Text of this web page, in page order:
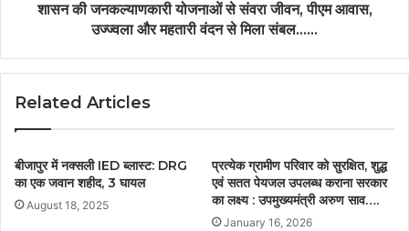
शासन की जनकल्याणकारी योजनाओं से संवरा जीवन, पीएम आवास,
उज्ज्वला और महतारी वंदन से मिला संबल……
Related Articles
बीजापुर में नक्सली IED ब्लास्ट: DRG
का एक जवान शहीद, 3 घायल
August 18, 2025
प्रत्येक ग्रामीण परिवार को सुरक्षित, शुद्ध
एवं सतत पेयजल उपलब्ध कराना सरकार
का लक्ष्य : उपमुख्यमंत्री अरुण साव….
January 16, 2026